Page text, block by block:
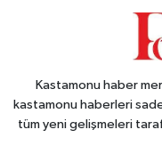
Kastamonu haber
kastamonu haberleri
tüm yeni gelişmeleri